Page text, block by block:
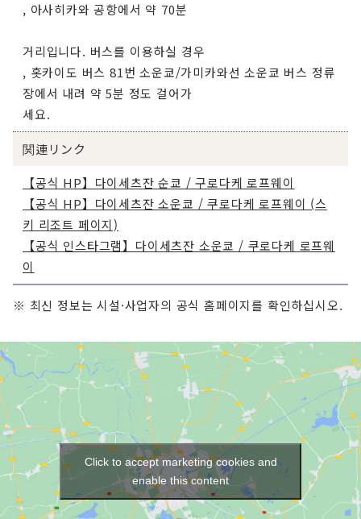
, 아사히카와 공항에서 약 70분
거리입니다. 버스를 이용하실 경우
, 홋카이도 버스 81번 소운쿄/가미카와선 소운쿄 버스 정류
장에서 내려 약 5분 정도 걸어가
세요.
関連リンク
【공식 HP】다이세츠잔 순쿄 / 구로다케 로프웨이
【공식 HP】다이세츠잔 소운쿄 / 쿠로다케 로프웨이 (스
키 리조트 페이지)
【공식 인스타그램】다이세츠잔 소운쿄 / 쿠로다케 로프웨
이
※ 최신 정보는 시설·사업자의 공식 홈페이지를 확인하십시오.
Click to accept marketing cookies and
enable this content